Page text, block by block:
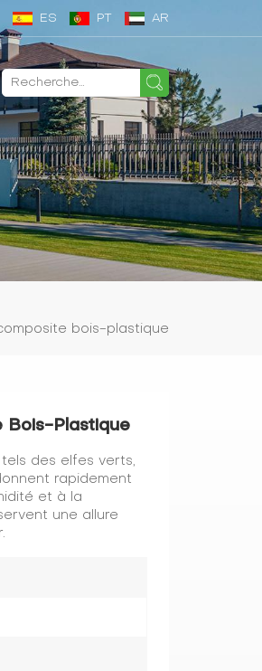
ES PT AR
bois-plastique
Bois-Plastique
des elfes verts,
rapidement
et à la
une allure